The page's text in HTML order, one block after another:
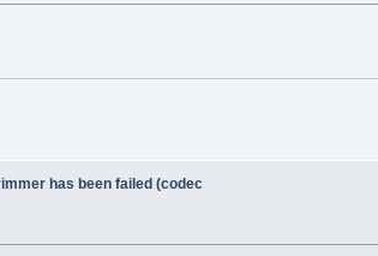
has been failed (codec